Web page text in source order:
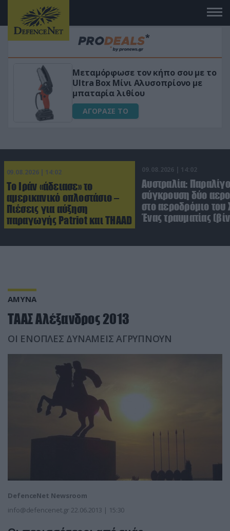
Μεταμόρφωσε τον κήπο σου με το
Ultra Box Μίνι Αλυσοπρίονο με
μπαταρία λιθίου
ΑΓΟΡΑΣΕ ΤΟ
09.08.2026 | 14:02
Το Ιράν «άδειασε» το
αμερικανικό οπλοστάσιο –
Πιέσεις για αύξηση
παραγωγής Patriot και THAAD
09.08.2026 | 14:02
Αυστραλία: Παραλίγο
σύγκρουση δύο
στο αεροδρόμιο του
Ένας τραυματίας
ΑΜΥΝΑ
ΤΑΑΣ Αλέξανδρος 2013
ΟΙ ΕΝΟΠΛΕΣ ΔΥΝΑΜΕΙΣ ΑΓΡΥΠΝΟΥΝ
DefenceNet Newsroom
info@defencenet.gr 22.06.2013 | 15:30